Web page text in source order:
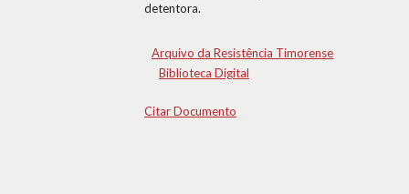
detentora.
Arquivo da Resistência Timorense
Biblioteca Digital
Citar Documento